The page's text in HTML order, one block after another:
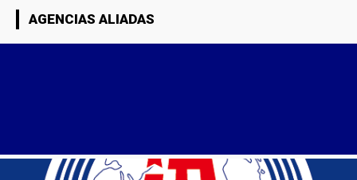
AGENCIAS ALIADAS